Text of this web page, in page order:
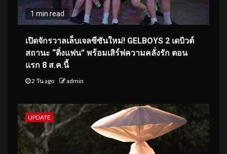
1 min read
เปิดจักรวาลเล็บเจลซีซันใหม่! GELBOYS 2 เดบิวต์
สถานะ “ติ่งแฟน” พร้อมเสิร์ฟความคลั่งรัก ตอน
แรก 8 ส.ค.นี้
2 วัน ago admin
UPDATE